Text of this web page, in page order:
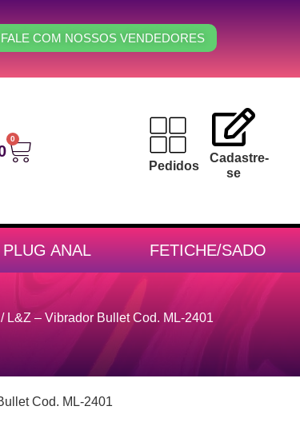
FALE COM NOSSOS VENDEDORES
0
Pedidos
Cadastre-
se
PLUG ANAL FETICHE/SADO
L&Z – Vibrador Bullet Cod. ML-2401
Cod. ML-2401